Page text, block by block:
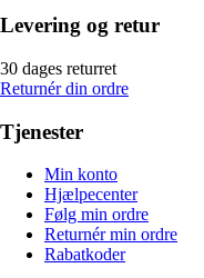
Levering og retur
30 dages returret
Returnér din ordre
Tjenester
Min konto
Hjælpecenter
Følg min ordre
Returnér min ordre
Rabatkoder